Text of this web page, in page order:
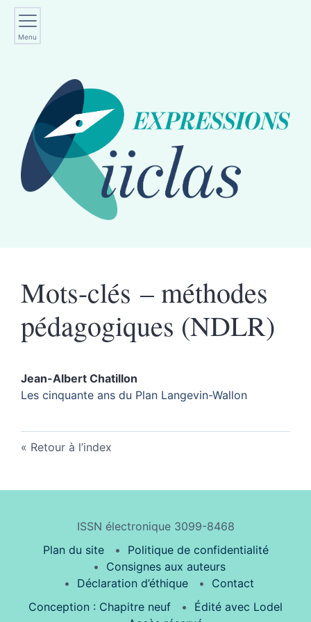
Menu
Mots-clés – méthodes
pédagogiques (NDLR)
Jean-Albert Chatillon
Les cinquante ans du Plan Langevin-Wallon
Retour à l’index
ISSN électronique 3099-8468
Plan du site
Politique de confidentialité
Consignes aux auteurs
Déclaration d’éthique
Contact
Conception : Chapitre neuf
Édité avec Lodel